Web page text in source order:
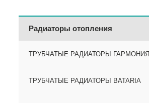
Радиаторы отопления
ТРУБЧАТЫЕ РАДИАТОРЫ ГАРМОНИЯ
ТРУБЧАТЫЕ РАДИАТОРЫ BATARIA